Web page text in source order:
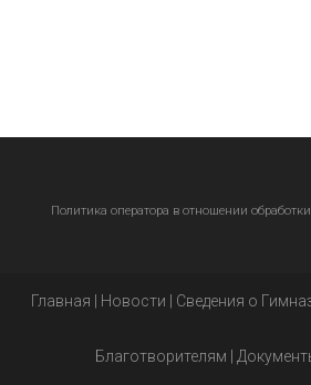
Политика оператора в отношении
Главная | Новости | Сведения о
Благотворителям |